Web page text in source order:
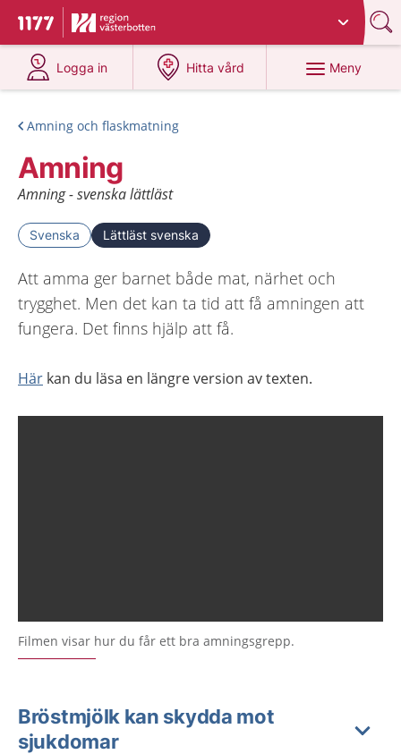
Till startsidan för 1177
Du har valt region
Logga in
på 1177.se
Hitta vård
på 1177.se
Meny
Amning och flaskmatning
Amning
Amning - svenska lättläst
Svenska Lättläst svenska
Att amma ger barnet både mat, närhet och
trygghet. Men det kan ta tid att få amningen att
fungera. Det finns hjälp att få.
Här kan du läsa en längre version av texten.
Filmen visar hur du får ett bra amningsgrepp.
Bröstmjölk kan skydda mot
sjukdomar